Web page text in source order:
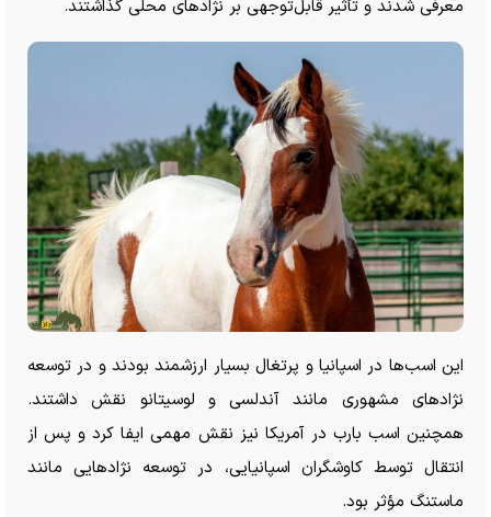
معرفی شدند و تأثیر قابل‌توجهی بر نژاد‌های محلی گذاشتند.
این اسب‌ها در اسپانیا و پرتغال بسیار ارزشمند بودند و در توسعه
نژاد‌های مشهوری مانند آندلسی و لوسیتانو نقش داشتند.
همچنین اسب بارب در آمریکا نیز نقش مهمی ایفا کرد و پس از
انتقال توسط کاوشگران اسپانیایی، در توسعه نژاد‌هایی مانند
ماستنگ مؤثر بود.